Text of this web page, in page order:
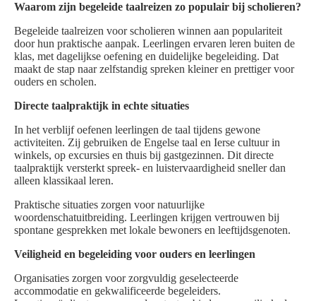
Waarom zijn begeleide taalreizen zo populair bij scholieren?
Begeleide taalreizen voor scholieren winnen aan populariteit
door hun praktische aanpak. Leerlingen ervaren leren buiten de
klas, met dagelijkse oefening en duidelijke begeleiding. Dat
maakt de stap naar zelfstandig spreken kleiner en prettiger voor
ouders en scholen.
Directe taalpraktijk in echte situaties
In het verblijf oefenen leerlingen de taal tijdens gewone
activiteiten. Zij gebruiken de Engelse taal en Ierse cultuur in
winkels, op excursies en thuis bij gastgezinnen. Dit directe
taalpraktijk versterkt spreek- en luistervaardigheid sneller dan
alleen klassikaal leren.
Praktische situaties zorgen voor natuurlijke
woordenschatuitbreiding. Leerlingen krijgen vertrouwen bij
spontane gesprekken met lokale bewoners en leeftijdsgenoten.
Veiligheid en begeleiding voor ouders en leerlingen
Organisaties zorgen voor zorgvuldig geselecteerde
accommodatie en gekwalificeerde begeleiders.